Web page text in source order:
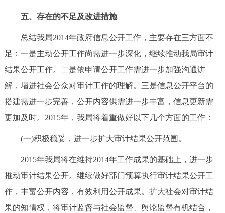
五、存在的不足及改进措施
总结我局2014年政府信息公开工作，主要存在三方面不
足：一是主动公开工作尚需进一步深化，继续推动我局审计
结果公开工作。二是依申请公开工作需进一步加强沟通讲
解，增进社会公众对审计工作的理解。三是信息公开平台的
搭建需进一步完善，公开内容供需进一步丰富，信息更新需
更加及时。2015年，我局将着重做好以下几个方面的工作：
(一)积极稳妥，进一步扩大审计结果公开范围。
2015年我局将在维持2014年工作成果的基础上，进一步
推动审计结果公开。继续做好部门预算执行审计结果公开工
作，丰富公开内容，有效利用公开成果。扩大社会对审计结
果的知情权，将审计监督与社会监督、舆论监督有机结合，